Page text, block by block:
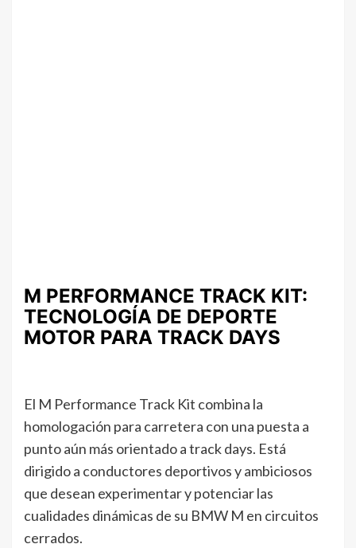
M PERFORMANCE TRACK KIT:
TECNOLOGÍA DE DEPORTE
MOTOR PARA TRACK DAYS
El M Performance Track Kit combina la
homologación para carretera con una puesta a
punto aún más orientado a track days. Está
dirigido a conductores deportivos y ambiciosos
que desean experimentar y potenciar las
cualidades dinámicas de su BMW M en circuitos
cerrados.